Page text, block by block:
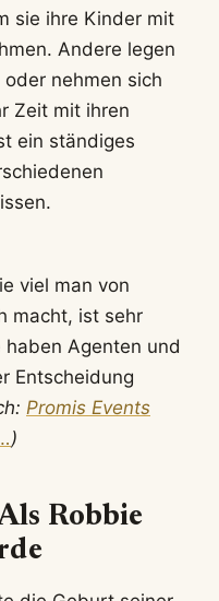
sie ihre Kinder mit
Andere legen
nehmen sich
Zeit mit ihren
ein ständiges
viel man von
macht, ist sehr
Agenten und
Entscheidung
Promis Events
)
Robbie